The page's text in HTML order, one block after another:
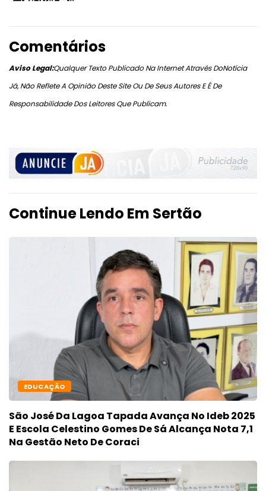
Comentários
Aviso Legal:Qualquer Texto Publicado Na Internet Através DoNotícia
Já, Não Reflete A Opinião Deste Site Ou De Seus Autores E É De
Responsabilidade Dos Leitores Que Publicam.
Continue Lendo Em Sertão
EDUCAÇÃO
São José Da Lagoa Tapada Avança No Ideb 2025
E Escola Celestino Gomes De Sá Alcança Nota 7,1
Na Gestão Neto De Coraci